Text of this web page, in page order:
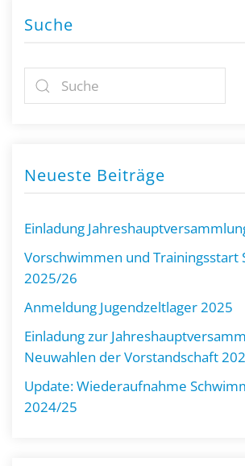
Suche
Neueste Beiträge
Einladung
Vorschwimmen und Trainingsstart
2025/26
Anmeldung Jugendzeltlager 2025
Einladung zur
Neuwahlen der Vorstandschaft
Update: Wiederaufnahme
2024/25